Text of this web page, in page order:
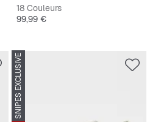
18 Couleurs
Prix
99,99 €
SNIPES EXCLUSIVE